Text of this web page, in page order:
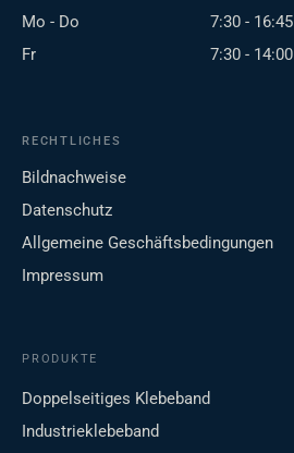
Mo - Do
7:30 - 16:45
Fr
7:30 - 14:00
RECHTLICHES
Bildnachweise
Datenschutz
Allgemeine Geschäftsbedingungen
Impressum
PRODUKTE
Doppelseitiges Klebeband
Industrieklebeband